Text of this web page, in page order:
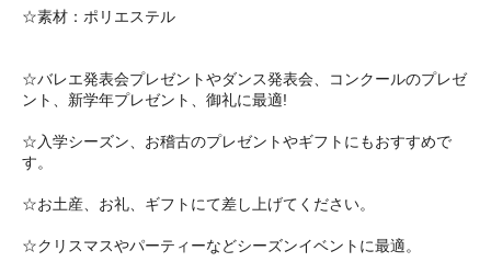
☆素材：ポリエステル
☆バレエ発表会プレゼントやダンス発表会、コンクールのプレゼ
ント、新学年プレゼント、御礼に最適!
☆入学シーズン、お稽古のプレゼントやギフトにもおすすめで
す。
☆お土産、お礼、ギフトにて差し上げてください。
☆クリスマスやパーティーなどシーズンイベントに最適。